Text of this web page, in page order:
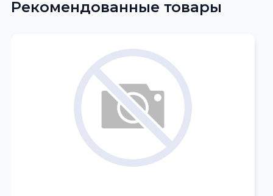
Рекомендованные товары